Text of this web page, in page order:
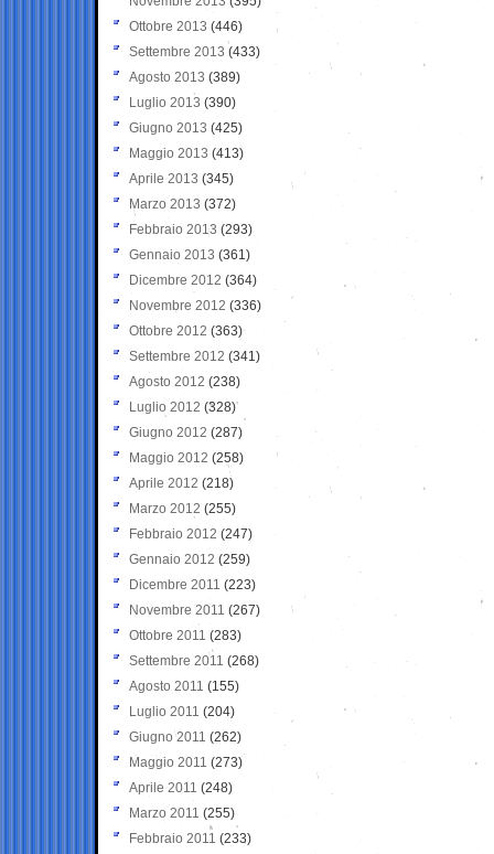
Ottobre 2013 (446)
Settembre 2013 (433)
Agosto 2013 (389)
Luglio 2013 (390)
Giugno 2013 (425)
Maggio 2013 (413)
Aprile 2013 (345)
Marzo 2013 (372)
Febbraio 2013 (293)
Gennaio 2013 (361)
Dicembre 2012 (364)
Novembre 2012 (336)
Ottobre 2012 (363)
Settembre 2012 (341)
Agosto 2012 (238)
Luglio 2012 (328)
Giugno 2012 (287)
Maggio 2012 (258)
Aprile 2012 (218)
Marzo 2012 (255)
Febbraio 2012 (247)
Gennaio 2012 (259)
Dicembre 2011 (223)
Novembre 2011 (267)
Ottobre 2011 (283)
Settembre 2011 (268)
Agosto 2011 (155)
Luglio 2011 (204)
Giugno 2011 (262)
Maggio 2011 (273)
Aprile 2011 (248)
Marzo 2011 (255)
Febbraio 2011 (233)